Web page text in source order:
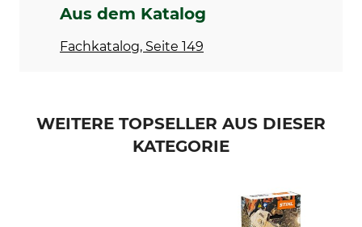
Aus dem Katalog
Fachkatalog, Seite 149
WEITERE TOPSELLER AUS DIESER
KATEGORIE